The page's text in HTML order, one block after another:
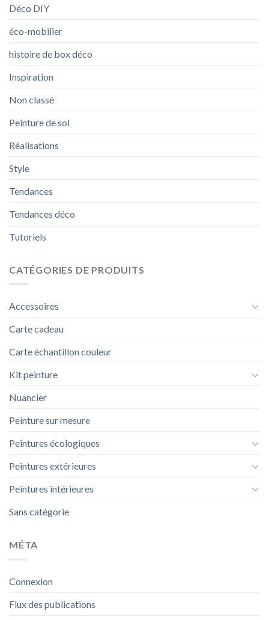
Déco DIY
éco-mobilier
histoire de box déco
Inspiration
Non classé
Peinture de sol
Réalisations
Style
Tendances
Tendances déco
Tutoriels
CATÉGORIES DE PRODUITS
Accessoires
Carte cadeau
Carte échantillon couleur
Kit peinture
Nuancier
Peinture sur mesure
Peintures écologiques
Peintures extérieures
Peintures intérieures
Sans catégorie
MÉTA
Connexion
Flux des publications